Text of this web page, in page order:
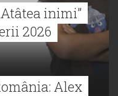
inimi”
2026
Alex